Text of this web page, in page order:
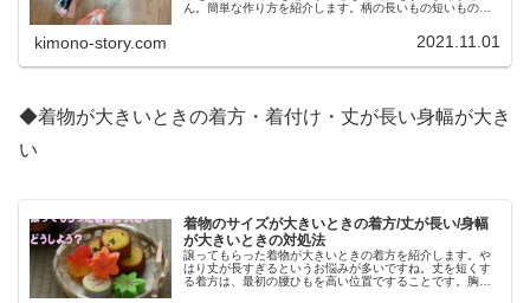
ん。簡単な作り方を紹介します。柄の長いもの短いものと
kimono-story.com 2021.11.01
◆着物が大きいときの着方・着付け・丈が長い身幅が大き
い
着物のサイズが大きいときの着方/丈が長い/身幅
が大きいときの対処法
譲ってもらった着物が大きいときの着方を紹介します。や
はり丈が長すぎるというお悩みが多いですね。丈を短くす
る着方は、最初の腰ひもを高い位置ですることです。胸が